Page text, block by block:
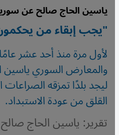
ياسين الحاج صالح عن
"يجب إبقاء من
لأول مرة منذ أحد عشر
والمعارض السوري ياسين
ليجد بلدًا تمزقه الصراعات
القلق من عودة الاستبداد.
تقرير: ياسين الحاج صالح